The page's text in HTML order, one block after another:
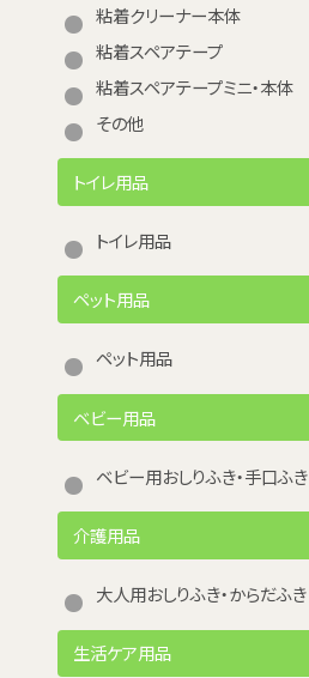
粘着クリーナー本体
粘着スペアテープ
粘着スペアテープミニ・本体
その他
トイレ用品
トイレ用品
ペット用品
ペット用品
ベビー用品
ベビー用おしりふき・手口ふき
介護用品
大人用おしりふき・からだふき
生活ケア用品